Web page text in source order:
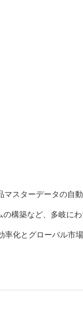
マスターデータの自
構築など、多岐に
率化とグローバル市